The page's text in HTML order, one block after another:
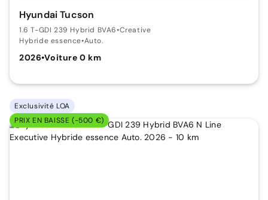
Hyundai Tucson
1.6 T-GDI 239 Hybrid BVA6•Creative
Hybride essence•Auto.
2026•Voiture 0 km
Exclusivité LOA
PRIX EN BAISSE (-500 €)